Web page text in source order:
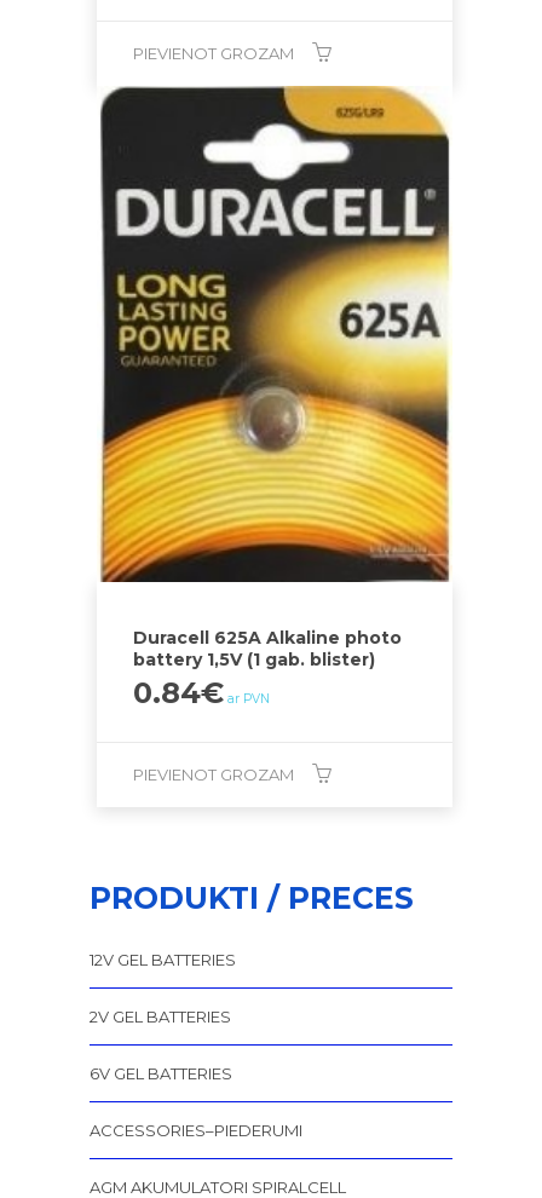
PIEVIENOT GROZAM
Duracell 625A Alkaline photo
battery 1,5V (1 gab. blister)
0.84€ ar PVN
PIEVIENOT GROZAM
PRODUKTI / PRECES
12V GEL BATTERIES
2V GEL BATTERIES
6V GEL BATTERIES
ACCESSORIES–PIEDERUMI
AGM AKUMULATORI SPIRALCELL